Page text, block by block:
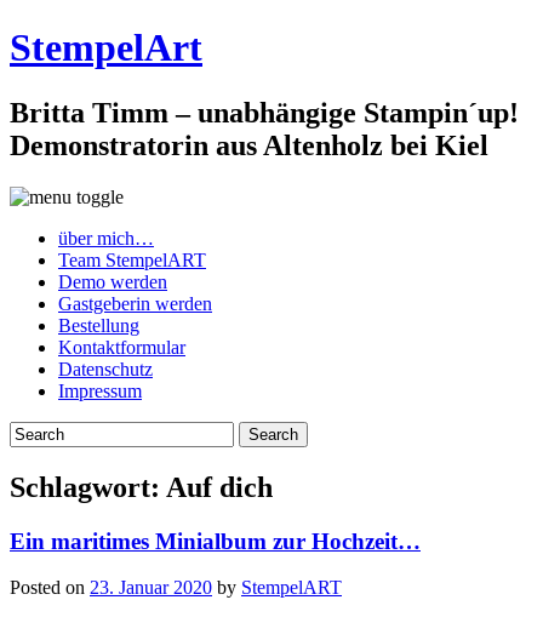
StempelArt
Britta Timm – unabhängige Stampin´up!
Demonstratorin aus Altenholz bei Kiel
über mich…
Team StempelART
Demo werden
Gastgeberin werden
Bestellung
Kontaktformular
Datenschutz
Impressum
Schlagwort: Auf dich
Ein maritimes Minialbum zur Hochzeit…
Posted on 23. Januar 2020 by StempelART